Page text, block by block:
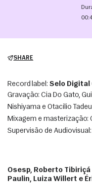
SHARE
Record label: Selo Digital
Gravação: Cia Do Gato,
Nishiyama e Otacilio
Mixagem e masterização:
Supervisão de
Osesp, Roberto
Paulin, Luiza Willert e